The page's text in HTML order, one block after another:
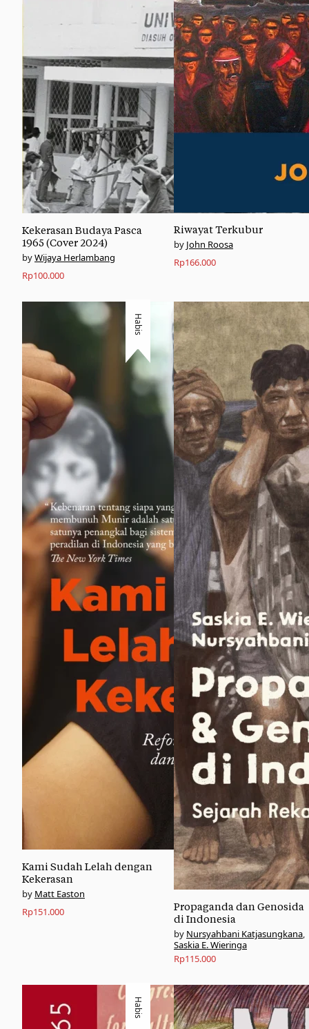
Kekerasan Budaya Pasca
1965 (Cover 2024)
Wijaya Herlambang
Rp100.000
Riwayat Terkubur
John Roosa
Rp166.000
Habis
Kami Sudah Lelah dengan
Kekerasan
Matt Easton
Rp151.000
Propaganda dan Genosida
di Indonesia
Nursyahbani Katjasungkana,
Saskia E. Wieringa
Rp115.000
Habis